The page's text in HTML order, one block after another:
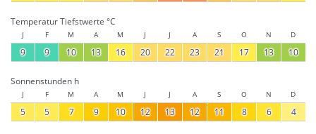
Temperatur Tiefstwerte °C
J F M A M J J A S O N D
9 9 10 13 16 20 22 23 21 17 13 10
Sonnenstunden h
J F M A M J J A S O N D
5 5 7 9 10 12 13 12 11 8 6 4